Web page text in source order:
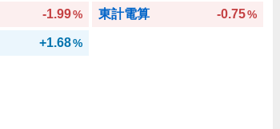
-1.99% 東計電算 -0.75%
+1.68%